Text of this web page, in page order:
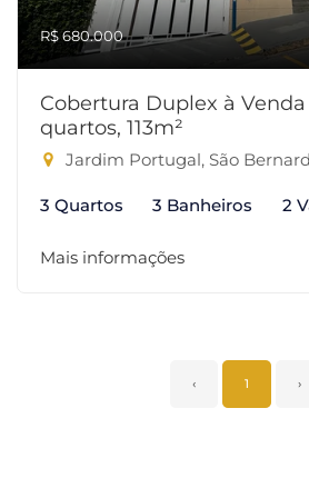
R$ 680.000
Cobertura Duplex à
quartos, 113m²
Jardim Portugal, São
3 Quartos 3 Banheiros 2
Mais informações
‹ 1 ›